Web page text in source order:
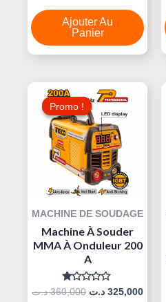
Sur
5
Ajouter Au
Panier
Promo !
Promo !
MACHINE DE SOUDAGE
Machine À Souder
MMA À Onduleur 200
A
Note
360,000 د.ت
Le
Prix
Initial
Était :
325,000 د.ت
Le